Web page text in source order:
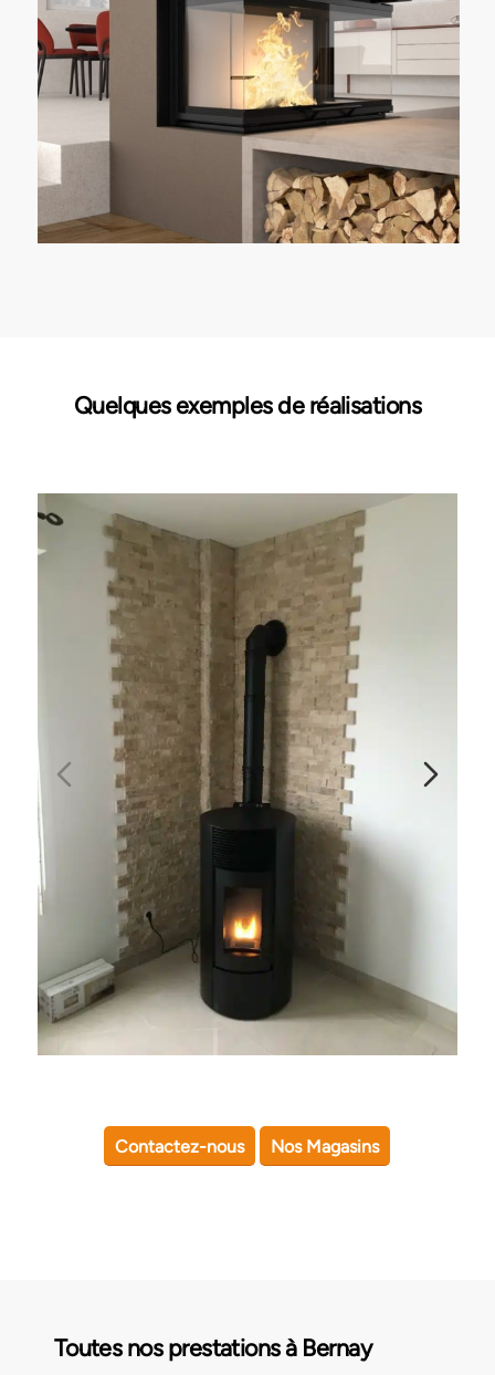
Quelques exemples de réalisations
Contactez-nous Nos Magasins
Toutes nos prestations à Bernay